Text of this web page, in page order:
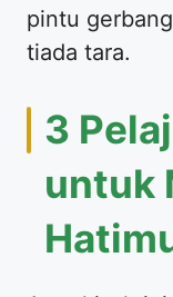
pintu
tiada tara.
​3
untuk